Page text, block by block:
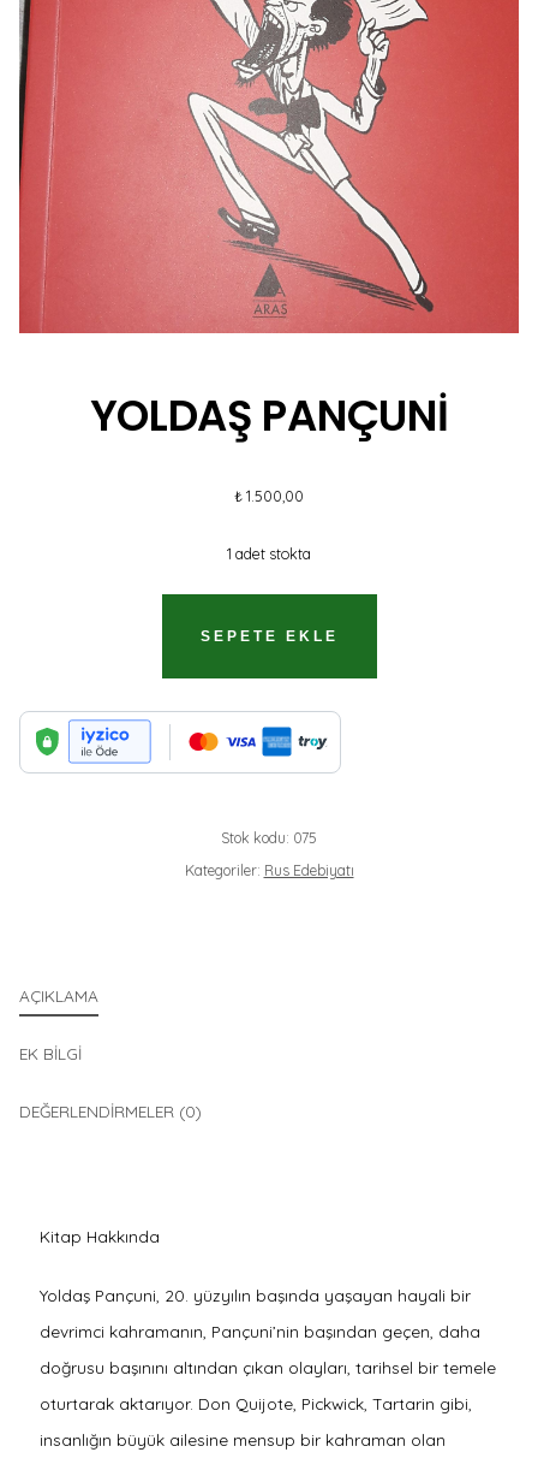
YOLDAŞ PANÇUNİ
₺ 1.500,00
1 adet stokta
SEPETE EKLE
Stok kodu: 075
Kategoriler: Rus Edebiyatı
AÇIKLAMA
EK BILGI
DEĞERLENDIRMELER (0)
Kitap Hakkında
Yoldaş Pançuni, 20. yüzyılın başında yaşayan hayali bir
devrimci kahramanın, Pançuni’nin başından geçen, daha
doğrusu başınını altından çıkan olayları, tarihsel bir temele
oturtarak aktarıyor. Don Quijote, Pickwick, Tartarin gibi,
insanlığın büyük ailesine mensup bir kahraman olan